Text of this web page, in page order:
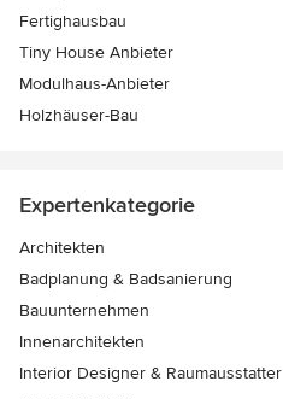
Fertighausbau
Tiny House Anbieter
Modulhaus-Anbieter
Holzhäuser-Bau
Expertenkategorie
Architekten
Badplanung & Badsanierung
Bauunternehmen
Innenarchitekten
Interior Designer & Raumausstatter